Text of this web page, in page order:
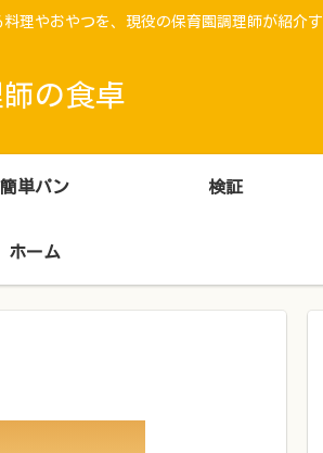
理やおやつを、現役の保育園調理師が紹介す
の食卓
簡単パン 検証
ホーム